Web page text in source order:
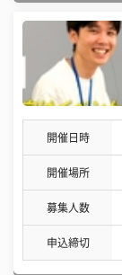
開催日時
開催場所
募集人数
申込締切